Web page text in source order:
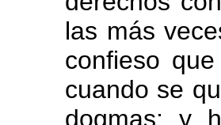
las más
confieso
cuando se
dogmas; y